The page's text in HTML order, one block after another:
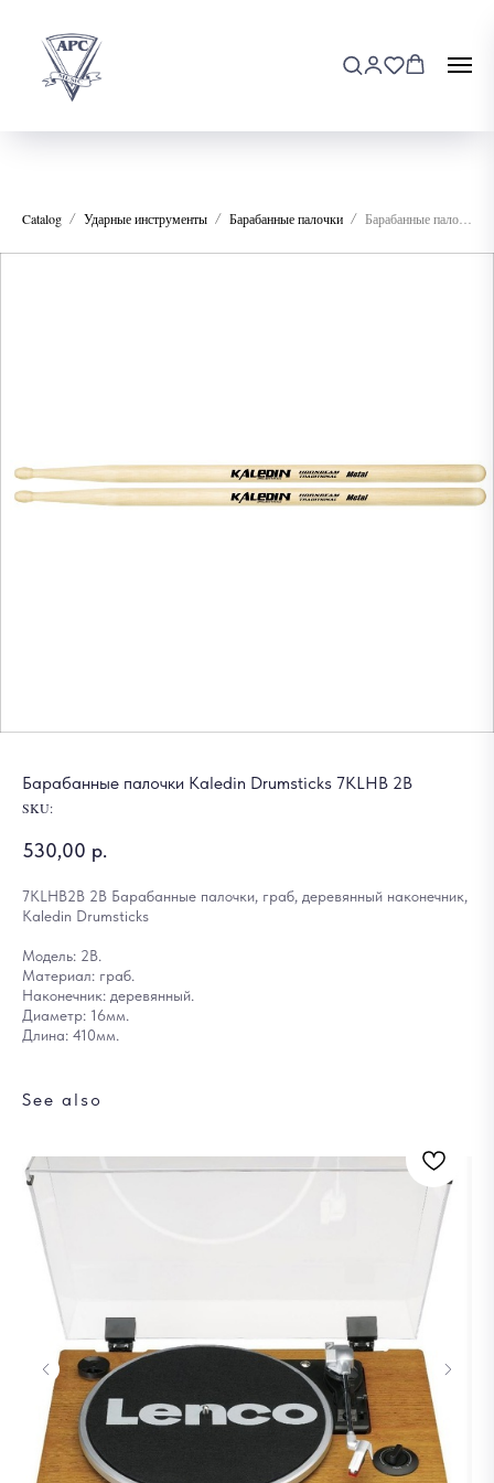
Catalog Ударные инструменты Барабанные палочки
Барабанные палочки Kaledin Drumsticks 7KLHB 2B
SKU:
530,00 р.
7KLHB2B 2B Барабанные палочки, граб, деревянный наконечник,
Kaledin Drumsticks
Модель: 2B.
Материал: граб.
Наконечник: деревянный.
Диаметр: 16мм.
Длина: 410мм.
See also